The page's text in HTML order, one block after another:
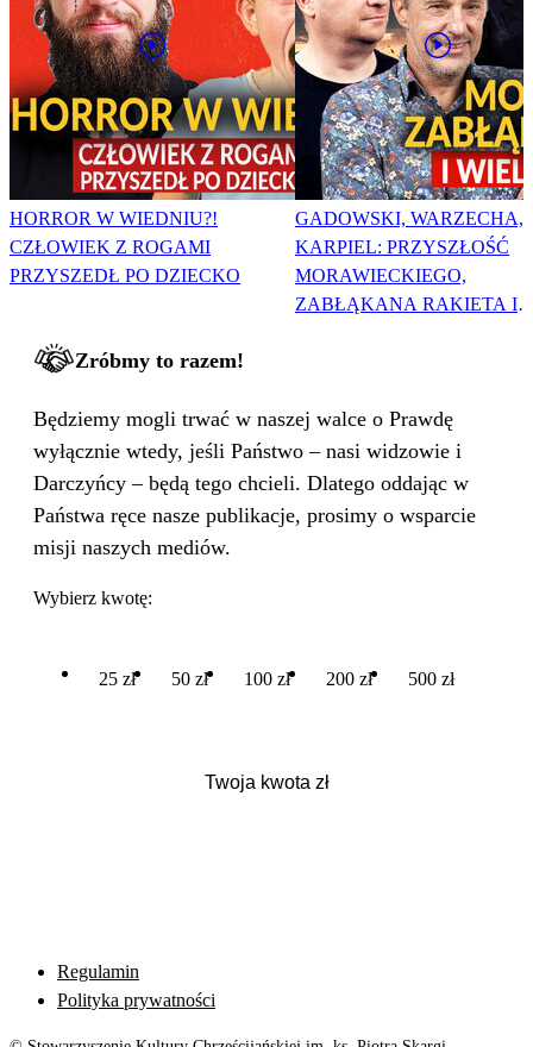
HORROR W WIEDNIU?!
CZŁOWIEK Z ROGAMI
PRZYSZEDŁ PO DZIECKO
GADOWSKI, WARZECHA,
KARPIEL: PRZYSZŁOŚĆ
MORAWIECKIEGO,
ZABŁĄKANA RAKIETA I
Zróbmy to razem!
Będziemy mogli trwać w naszej walce o Prawdę
wyłącznie wtedy, jeśli Państwo – nasi widzowie i
Darczyńcy – będą tego chcieli. Dlatego oddając w
Państwa ręce nasze publikacje, prosimy o wsparcie
misji naszych mediów.
Wybierz kwotę:
25 zł 50 zł 100 zł 200 zł 500 zł
Regulamin
Polityka prywatności